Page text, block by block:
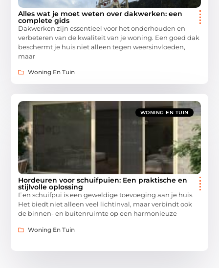
Alles wat je moet weten over dakwerken: een
complete gids
Dakwerken zijn essentieel voor het onderhouden en
verbeteren van de kwaliteit van je woning. Een goed dak
beschermt je huis niet alleen tegen weersinvloeden,
maar
Woning En Tuin
WONING EN TUIN
Hordeuren voor schuifpuien: Een praktische en
stijlvolle oplossing
Een schuifpui is een geweldige toevoeging aan je huis.
Het biedt niet alleen veel lichtinval, maar verbindt ook
de binnen- en buitenruimte op een harmonieuze
Woning En Tuin